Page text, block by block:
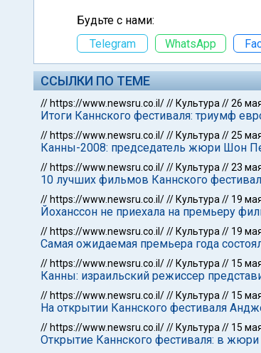
Будьте с нами:
Telegram
WhatsApp
ССЫЛКИ ПО ТЕМЕ
// https://www.newsru.co.il/// Культура //26
Итоги Каннского фестиваля: триумф
// https://www.newsru.co.il/// Культура //25
Канны-2008: председатель жюри Шон
// https://www.newsru.co.il/// Культура //23
10 лучших фильмов Каннского
// https://www.newsru.co.il/// Культура // 19
Йоханссон не приехала на премьеру
// https://www.newsru.co.il/// Культура // 19
Самая ожидаемая премьера года
// https://www.newsru.co.il/// Культура // 15
Канны: израильский режиссер
// https://www.newsru.co.il/// Культура // 15
На открытии Каннского фестиваля
// https://www.newsru.co.il/// Культура // 15
Открытие Каннского фестиваля: в